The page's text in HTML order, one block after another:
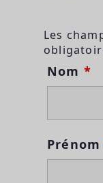
Les
Nom *